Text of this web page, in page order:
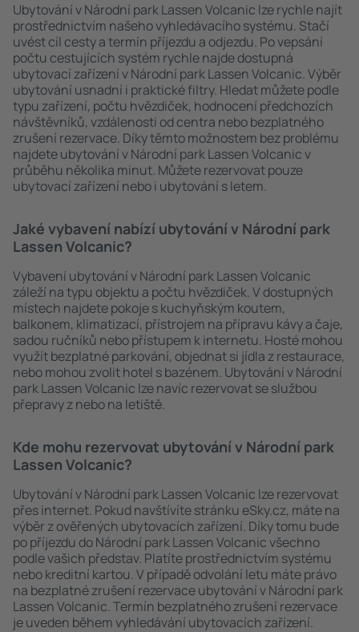
Ubytování v Národní park Lassen Volcanic lze rychle najít
prostřednictvím našeho vyhledávacího systému. Stačí
uvést cíl cesty a termín příjezdu a odjezdu. Po vepsání
počtu cestujících systém rychle najde dostupná
ubytovací zařízení v Národní park Lassen Volcanic. Výběr
ubytování usnadní i praktické filtry. Hledat můžete podle
typu zařízení, počtu hvězdiček, hodnocení předchozích
návštěvníků, vzdálenosti od centra nebo bezplatného
zrušení rezervace. Díky těmto možnostem bez problému
najdete ubytování v Národní park Lassen Volcanic v
průběhu několika minut. Můžete rezervovat pouze
ubytovací zařízení nebo i ubytování s letem.
Jaké vybavení nabízí ubytování v Národní park
Lassen Volcanic?
Vybavení ubytování v Národní park Lassen Volcanic
záleží na typu objektu a počtu hvězdiček. V dostupných
místech najdete pokoje s kuchyňským koutem,
balkonem, klimatizací, přístrojem na přípravu kávy a čaje,
sadou ručníků nebo přístupem k internetu. Hosté mohou
využít bezplatné parkování, objednat si jídla z restaurace,
nebo mohou zvolit hotel s bazénem. Ubytování v Národní
park Lassen Volcanic lze navíc rezervovat se službou
přepravy z nebo na letiště.
Kde mohu rezervovat ubytování v Národní park
Lassen Volcanic?
Ubytování v Národní park Lassen Volcanic lze rezervovat
přes internet. Pokud navštívíte stránku eSky.cz, máte na
výběr z ověřených ubytovacích zařízení. Díky tomu bude
po příjezdu do Národní park Lassen Volcanic všechno
podle vašich představ. Platíte prostřednictvím systému
nebo kreditní kartou. V případě odvolání letu máte právo
na bezplatné zrušení rezervace ubytování v Národní park
Lassen Volcanic. Termín bezplatného zrušení rezervace
je uveden během vyhledávání ubytovacích zařízení.